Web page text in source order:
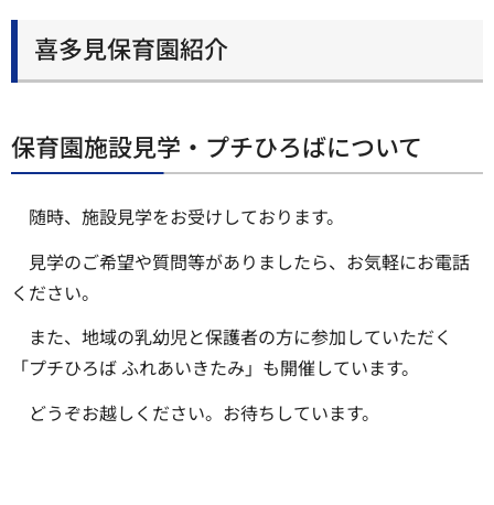
喜多見保育園紹介
保育園施設見学・プチひろばについて
随時、施設見学をお受けしております。
見学のご希望や質問等がありましたら、お気軽にお電話
ください。
また、地域の乳幼児と保護者の方に参加していただく
「プチひろば ふれあいきたみ」も開催しています。
どうぞお越しください。お待ちしています。